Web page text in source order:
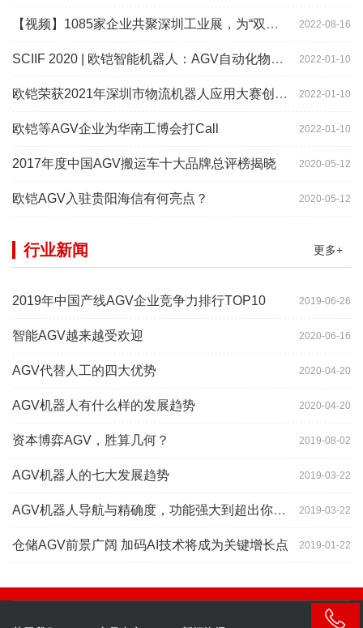
2022-08-16
【视频】1085家企业共聚深圳工业展，为“双链”畅通堵点、卡点
2022-01-10
SCIIF 2020 | 欧铠智能机器人：AGV自动化物流设备及系统
2022-01-10
欧铠荣获2021年深圳市物流机器人应用大赛创新项目奖
2022-01-10
欧铠等AGV企业为华南工博会打Call
2020-05-12
2017年度中国AGV搬运车十大品牌总评榜揭晓
2020-05-12
欧铠AGV入驻贵阳海信有何亮点？
更多+
行业新闻
2019-06-26
2019年中国产线AGV企业竞争力排行TOP10
2020-06-16
智能AGV越来越受欢迎
2020-04-20
AGV代替人工的四大优势
2020-04-20
AGV机器人有什么样的发展趋势
2019-08-02
资本博弈AGV，胜算几何？
2019-03-22
AGV机器人的七大发展趋势
2019-03-22
AGV机器人导航与精确度，功能强大到超出你想象
2019-01-22
仓储AGV前景广阔 加码AI技术将成为关键增长点